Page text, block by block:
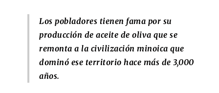
Los pobladores tienen fama por su
producción de aceite de oliva que se
remonta a la civilización minoica que
dominó ese territorio hace más de 3,000
años.